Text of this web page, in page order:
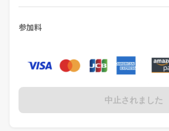
参加料
中止されました